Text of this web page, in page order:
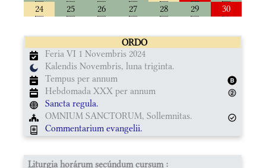
24
25 26 27 28 29 30
ORDO
Feria VI 1 Novembris 2024
Kalendis Novembris, luna triginta.
Tempus per annum
Hebdomada XXX per annum
Sancta regula.
OMNIUM SANCTORUM, Sollemnitas.
Commentarium evangelii.
Liturgia horárum secúndum cursum :